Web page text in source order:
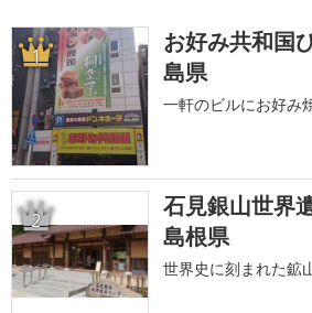
1
お好み共和国
島県
一軒のビルにお好み
2
石見銀山世界
島根県
世界史に刻まれた鉱